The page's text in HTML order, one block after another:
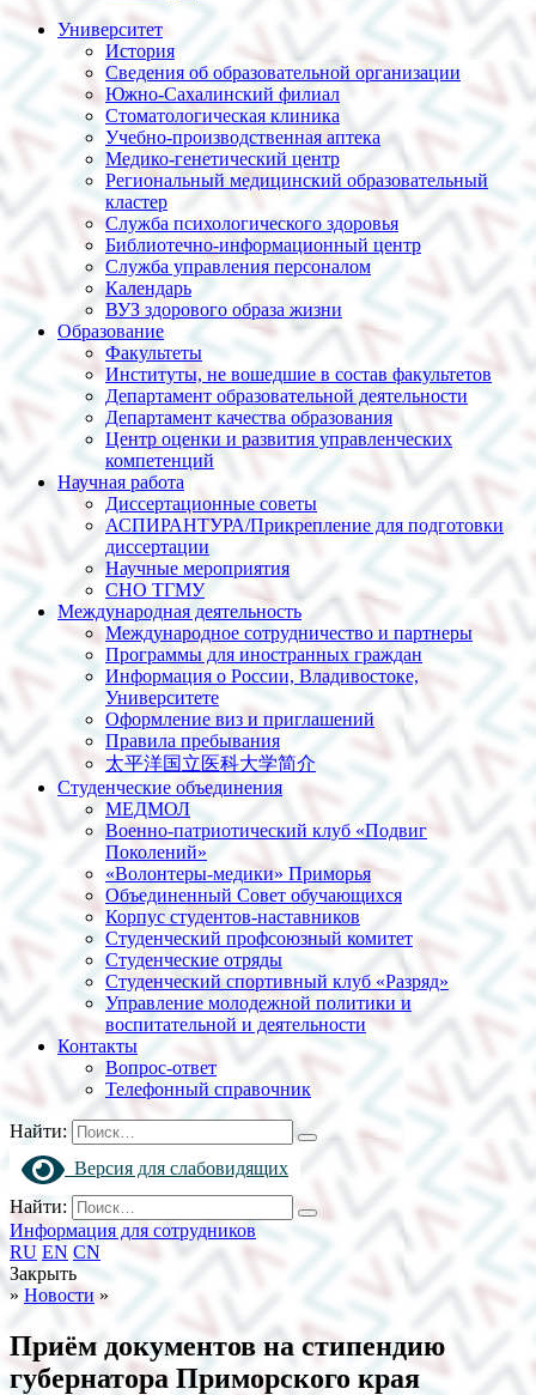
Университет
История
Сведения об образовательной организации
Южно-Сахалинский филиал
Стоматологическая клиника
Учебно-производственная аптека
Медико-генетический центр
Региональный медицинский образовательный
кластер
Служба психологического здоровья
Библиотечно-информационный центр
Служба управления персоналом
Календарь
ВУЗ здорового образа жизни
Образование
Факультеты
Институты, не вошедшие в состав факультетов
Департамент образовательной деятельности
Департамент качества образования
Центр оценки и развития управленческих
компетенций
Научная работа
Диссертационные советы
АСПИРАНТУРА/Прикрепление для подготовки
диссертации
Научные мероприятия
СНО ТГМУ
Международная деятельность
Международное сотрудничество и партнеры
Программы для иностранных граждан
Информация о России, Владивостоке,
Университете
Оформление виз и приглашений
Правила пребывания
太平洋国立医科大学简介
Студенческие объединения
МЕДМОЛ
Военно-патриотический клуб «Подвиг
Поколений»
«Волонтеры-медики» Приморья
Объединенный Совет обучающихся
Корпус студентов-наставников
Студенческий профсоюзный комитет
Студенческие отряды
Студенческий спортивный клуб «Разряд»
Управление молодежной политики и
воспитательной и деятельности
Контакты
Вопрос-ответ
Телефонный справочник
Найти:
Версия для слабовидящих
Найти:
Информация для сотрудников
RU EN CN
Закрыть
» Новости »
Приём документов на стипендию
губернатора Приморского края